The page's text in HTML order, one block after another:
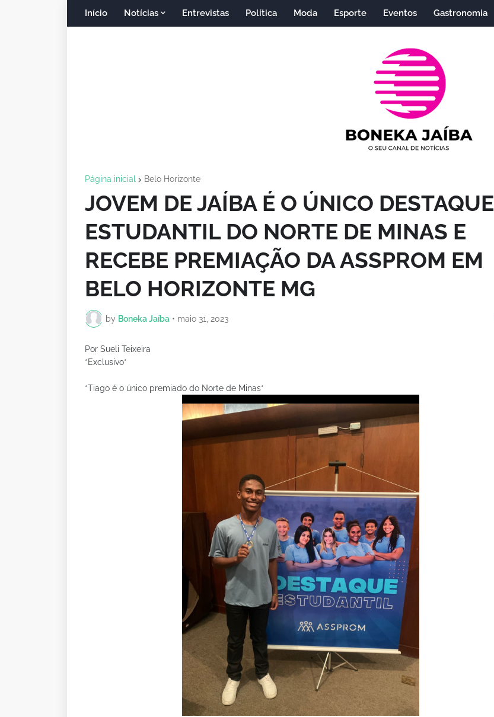
Início Notícias Entrevistas Política Moda Esporte Eventos Gastronomia
Página inicial Belo Horizonte
JOVEM DE JAÍBA É O ÚNICO DESTAQUE
ESTUDANTIL DO NORTE DE MINAS E
RECEBE PREMIAÇÃO DA ASSPROM EM
BELO HORIZONTE MG
by Boneka Jaíba • maio 31, 2023
Por Sueli Teixeira
*Exclusivo*
*Tiago é o único premiado do Norte de Minas*